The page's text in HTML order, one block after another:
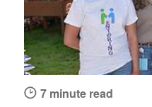
7 minute read